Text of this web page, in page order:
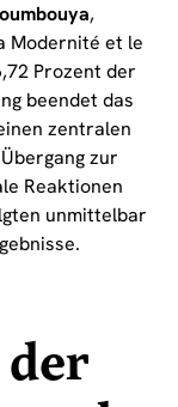
,
Modernité et le
Prozent der
beendet das
zentralen
zur
Reaktionen
unmittelbar